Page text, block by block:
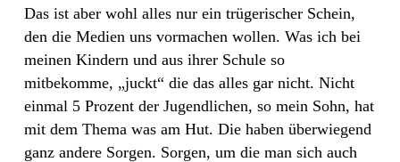
Das ist aber wohl alles nur ein trügerischer Schein,
den die Medien uns vormachen wollen. Was ich bei
meinen Kindern und aus ihrer Schule so
mitbekomme, „juckt“ die das alles gar nicht. Nicht
einmal 5 Prozent der Jugendlichen, so mein Sohn, hat
mit dem Thema was am Hut. Die haben überwiegend
ganz andere Sorgen. Sorgen, um die man sich auch